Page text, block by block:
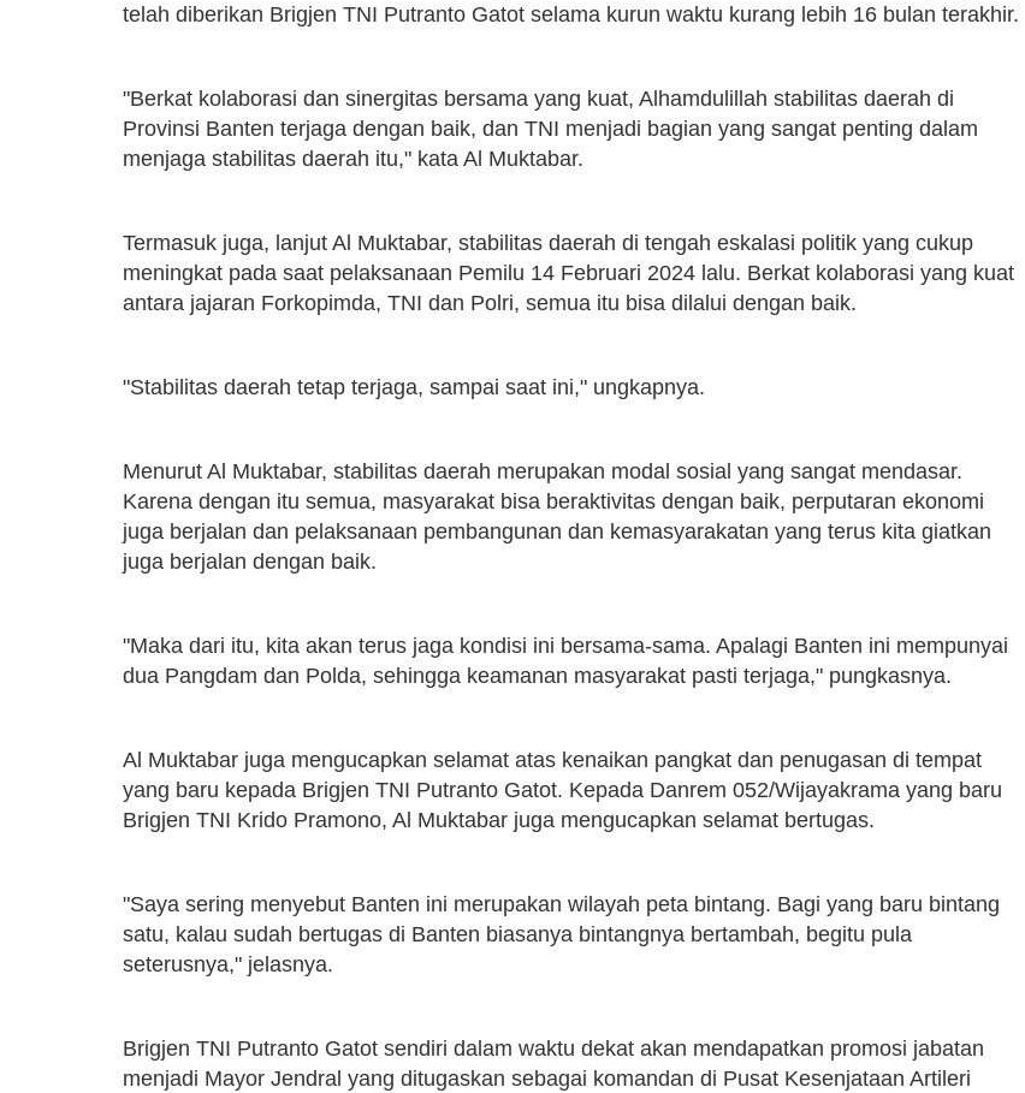
telah diberikan Brigjen TNI Putranto Gatot selama kurun waktu kurang lebih 16 bulan terakhir.
"Berkat kolaborasi dan sinergitas bersama yang kuat, Alhamdulillah stabilitas daerah di
Provinsi Banten terjaga dengan baik, dan TNI menjadi bagian yang sangat penting dalam
menjaga stabilitas daerah itu," kata Al Muktabar.
Termasuk juga, lanjut Al Muktabar, stabilitas daerah di tengah eskalasi politik yang cukup
meningkat pada saat pelaksanaan Pemilu 14 Februari 2024 lalu. Berkat kolaborasi yang kuat
antara jajaran Forkopimda, TNI dan Polri, semua itu bisa dilalui dengan baik.
"Stabilitas daerah tetap terjaga, sampai saat ini," ungkapnya.
Menurut Al Muktabar, stabilitas daerah merupakan modal sosial yang sangat mendasar.
Karena dengan itu semua, masyarakat bisa beraktivitas dengan baik, perputaran ekonomi
juga berjalan dan pelaksanaan pembangunan dan kemasyarakatan yang terus kita giatkan
juga berjalan dengan baik.
"Maka dari itu, kita akan terus jaga kondisi ini bersama-sama. Apalagi Banten ini mempunyai
dua Pangdam dan Polda, sehingga keamanan masyarakat pasti terjaga," pungkasnya.
Al Muktabar juga mengucapkan selamat atas kenaikan pangkat dan penugasan di tempat
yang baru kepada Brigjen TNI Putranto Gatot. Kepada Danrem 052/Wijayakrama yang baru
Brigjen TNI Krido Pramono, Al Muktabar juga mengucapkan selamat bertugas.
"Saya sering menyebut Banten ini merupakan wilayah peta bintang. Bagi yang baru bintang
satu, kalau sudah bertugas di Banten biasanya bintangnya bertambah, begitu pula
seterusnya," jelasnya.
Brigjen TNI Putranto Gatot sendiri dalam waktu dekat akan mendapatkan promosi jabatan
menjadi Mayor Jendral yang ditugaskan sebagai komandan di Pusat Kesenjataan Artileri